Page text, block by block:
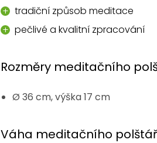
tradiční způsob meditace
pečlivé a kvalitní zpracování
Rozměry meditačního
Ø 36 cm, výška 17 cm
Váha meditačního